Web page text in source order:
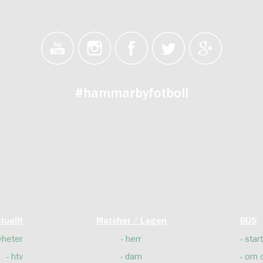
#hammarbyfotboll
htv
Matcher / Lagen
herr
dam
BUS
start
om